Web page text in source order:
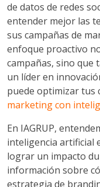
de datos de redes
entender mejor las
sus campañas de
enfoque proactivo
campañas, sino que
un líder en
puede optimizar tus
marketing con
En IAGRUP,
inteligencia artificial
lograr un impacto
información sobre
estrategia de